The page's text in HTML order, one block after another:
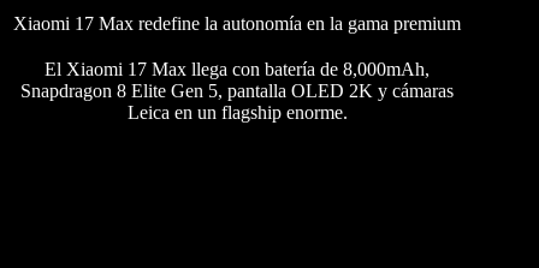
Xiaomi 17 Max redefine la autonomía en la gama premium
El Xiaomi 17 Max llega con batería de 8,000mAh,
Snapdragon 8 Elite Gen 5, pantalla OLED 2K y cámaras
Leica en un flagship enorme.